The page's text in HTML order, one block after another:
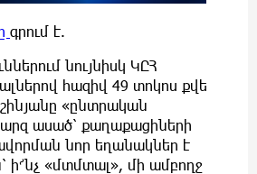
գրում է.
նույնիսկ ԿԸՀ
հազիվ 49 տոկոս քվե
«ընտրական
ասած՝ քաղաքացիների
նոր եղանակներ է
ի՜նչ «մտմտալ», մի ամբողջ